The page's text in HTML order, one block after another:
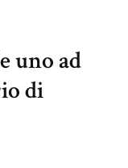
uno ad
di